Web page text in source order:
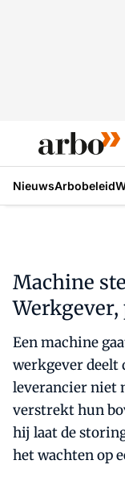
NieuwsArbobeleid
Machine
Werkgever,
Een machine
werkgever deelt
leverancier niet
verstrekt hun
hij laat de
het wachten op